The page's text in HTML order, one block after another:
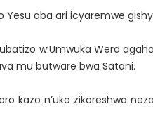
aba ari icyaremwe
w’Umwuka Wera
mu butware bwa Satani.
kazo n’uko zikoreshwa